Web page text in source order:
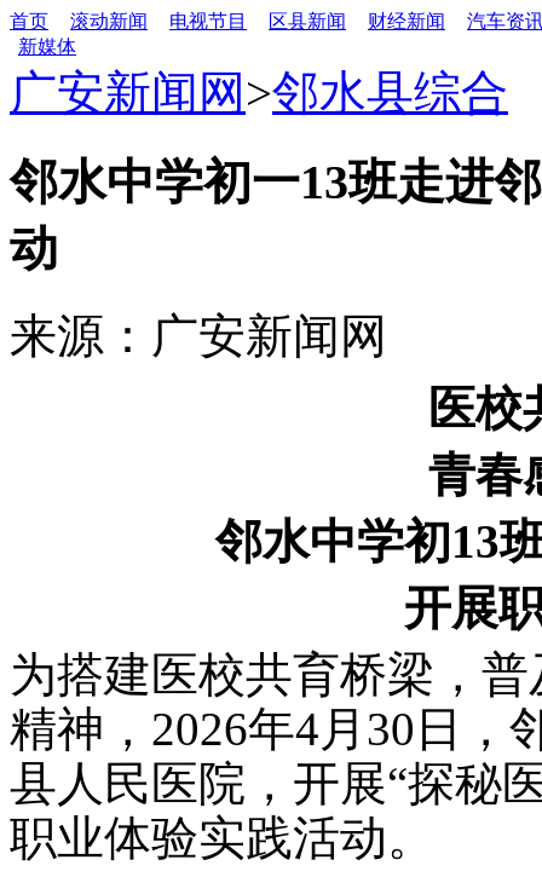
首页 滚动新闻 电视节目 区县新闻 财经新闻
汽车资
新媒体
广安新闻网 >邻水县综合
邻水中学初一13班走进
动
来源：广安新闻网
医校
青春
邻水中学初13
开展
为搭建医校共育桥梁，
精神，2026年4月30日，
县人民医院，开展“探秘
职业体验实践活动。